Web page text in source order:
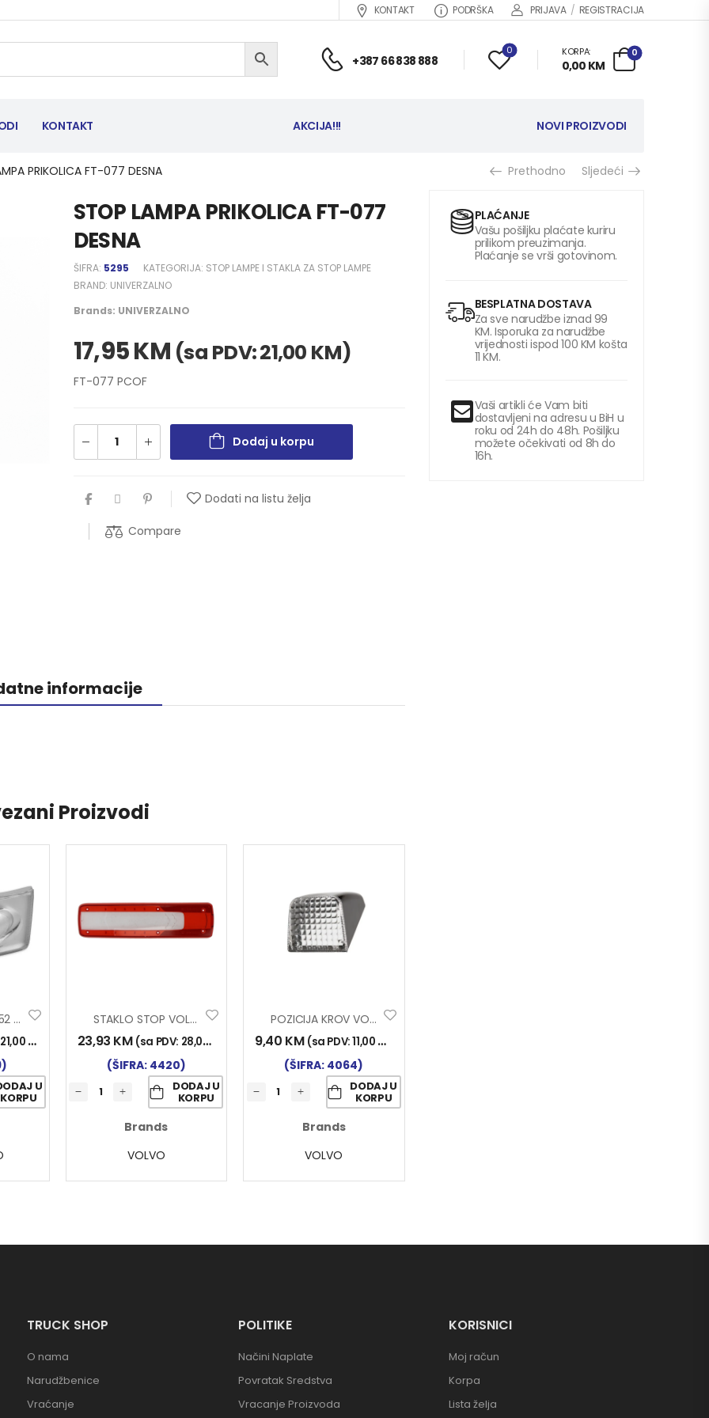
KONTAKT PODRŠKA PRIJAVA / REGISTRACIJA
+387 66 838 888
0 KORPA:
0,00 KM
0
KONTAKT AKCIJA!!! NOVI PROIZVODI
PRIKOLICA FT-077 DESNA Prethodno Sljedeći
STOP LAMPA PRIKOLICA FT-077
DESNA
ŠIFRA: 5295 KATEGORIJA: STOP LAMPE I STAKLA ZA STOP LAMPE
BRAND: UNIVERZALNO
Brands: UNIVERZALNO
17,95KM (sa PDV:21,00 KM)
FT-077 PCOF
Dodaj u korpu
Dodati na listu želja
Compare
informacije
Proizvodi
STOP LAMPA 0252 BIJELA
21,00 KM
U
KORPU
STAKLO STOP VOLVO FH IV
23,93 KM (sa PDV: 28,00
(ŠIFRA: 4420)
DODAJ U
KORPU
Brands
VOLVO
POZICIJA KROV VOLVO FH STAKLO
9,40 KM (sa PDV:11,00 KM
(ŠIFRA: 4064)
DODAJ U
KORPU
Brands
VOLVO
PLAĆANJE
Vašu pošiljku plaćate kuriru
prilikom preuzimanja.
Plaćanje se vrši gotovinom.
BESPLATNA DOSTAVA
Za sve narudžbe iznad 99
KM. Isporuka za narudžbe
vrijednosti ispod 100 KM košta
11 KM.
Vaši artikli će Vam biti
dostavljeni na adresu u BiH u
roku od 24h do 48h. Pošiljku
možete očekivati od 8h do
16h.
TRUCK SHOP
O nama
Narudžbenice
Vraćanje
POLITIKE
Načini Naplate
Povratak Sredstva
Vracanje Proizvoda
KORISNICI
Moj račun
Korpa
Lista želja